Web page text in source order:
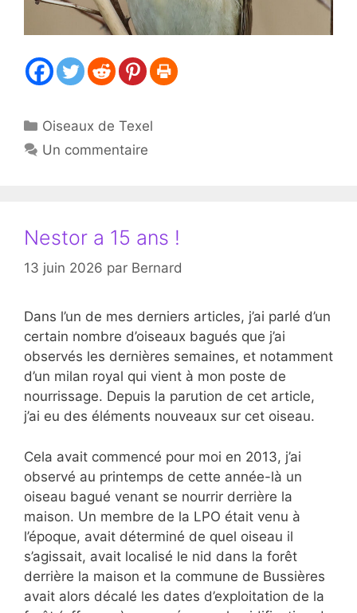
Catégories
Oiseaux de Texel
Un commentaire
Nestor a 15 ans !
13 juin 2026 par Bernard
Dans l’un de mes derniers articles, j’ai parlé d’un
certain nombre d’oiseaux bagués que j’ai
observés les dernières semaines, et notamment
d’un milan royal qui vient à mon poste de
nourrissage. Depuis la parution de cet article,
j’ai eu des éléments nouveaux sur cet oiseau.
Cela avait commencé pour moi en 2013, j’ai
observé au printemps de cette année-là un
oiseau bagué venant se nourrir derrière la
maison. Un membre de la LPO était venu à
l’époque, avait déterminé de quel oiseau il
s’agissait, avait localisé le nid dans la forêt
derrière la maison et la commune de Bussières
avait alors décalé les dates d’exploitation de la